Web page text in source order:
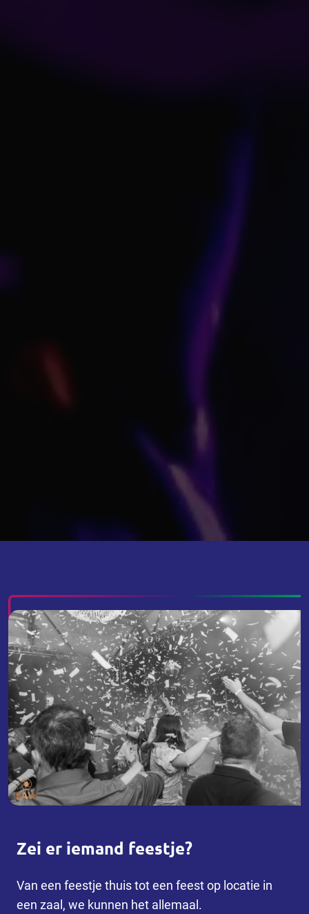
Zei er iemand feestje?
Van een feestje thuis tot een feest op locatie in
een zaal, we kunnen het allemaal.